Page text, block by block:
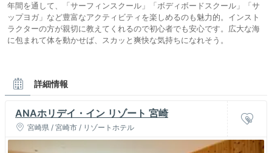
年間を通して、「サーフィンスクール」「ボディボードスクール」「サ
ップヨガ」など豊富なアクティビティを楽しめるのも魅力的。インスト
ラクターの方が親切に教えてくれるので初心者でも安心です。広大な海
に包まれて体を動かせば、スカッと爽快な気持ちになれそう。
詳細情報
ANAホリデイ・イン リゾート 宮崎
宮崎県 / 宮崎市 / リゾートホテル